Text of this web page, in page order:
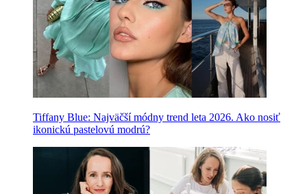
Tiffany Blue: Najväčší módny trend leta 2026. Ako nosiť
ikonickú pastelovú modrú?